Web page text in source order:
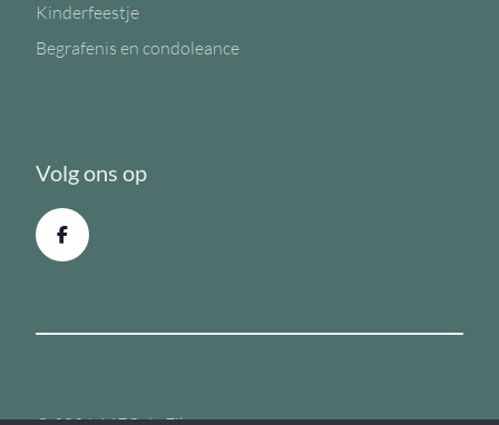
Kinderfeestje
Begrafenis en condoleance
Volg ons op